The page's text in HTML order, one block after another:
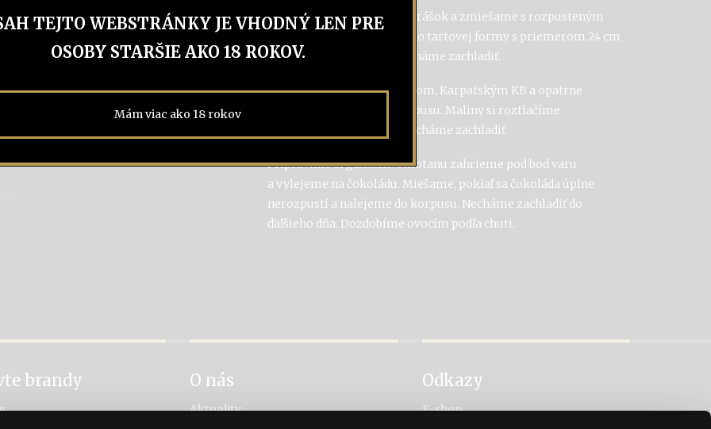
Keksíky si pomelieme na prášok a zmiešame s rozpusteným
maslom. Zmes natlačíme do tartovej formy s priemerom 24 cm
a vyberateľným dnom. Necháme zachladiť.
Orechy si zmiešame s cukrom, Karpatským KB a opatrne
rozotrieme na spodok korpusu. Maliny si roztlačíme
a navrstvíme na orechy. Necháme zachladiť.
Pripravíme si ganache. Smotanu zahrieme pod bod varu
a vylejeme na čokoládu. Miešame, pokiaľ sa čokoláda úplne
nerozpustí a nalejeme do korpusu. Necháme zachladiť do
ďaľšieho dňa. Dozdobíme ovocím podľa chuti.
brandy O nás
Aktuality
Odkazy
E-shop
TEJTO WEBSTRÁNKY JE VHODNÝ LEN PRE
OSOBY STARŠIE AKO 18 ROKOV.
Mám viac ako 18 rokov